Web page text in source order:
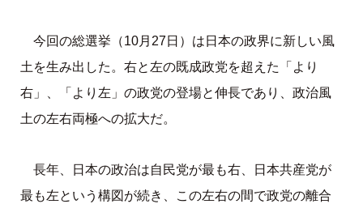
今回の総選挙（10月27日）は日本の政界に新しい風
土を生み出した。右と左の既成政党を超えた「より
右」、「より左」の政党の登場と伸長であり、政治風
土の左右両極への拡大だ。
長年、日本の政治は自民党が最も右、日本共産党が
最も左という構図が続き、この左右の間で政党の離合